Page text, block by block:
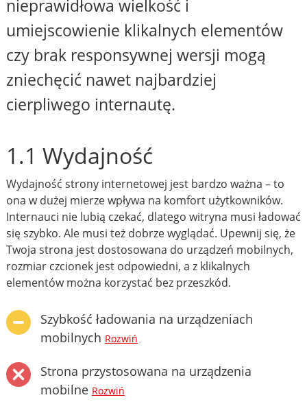
nieprawidłowa wielkość i
umiejscowienie klikalnych elementów
czy brak responsywnej wersji mogą
zniechęcić nawet najbardziej
cierpliwego internautę.
1.1 Wydajność
Wydajność strony internetowej jest bardzo ważna – to
ona w dużej mierze wpływa na komfort użytkowników.
Internauci nie lubią czekać, dlatego witryna musi ładować
się szybko. Ale musi też dobrze wyglądać. Upewnij się, że
Twoja strona jest dostosowana do urządzeń mobilnych,
rozmiar czcionek jest odpowiedni, a z klikalnych
elementów można korzystać bez przeszkód.
Szybkość ładowania na urządzeniach
mobilnych Rozwiń
Strona przystosowana na urządzenia
mobilne Rozwiń